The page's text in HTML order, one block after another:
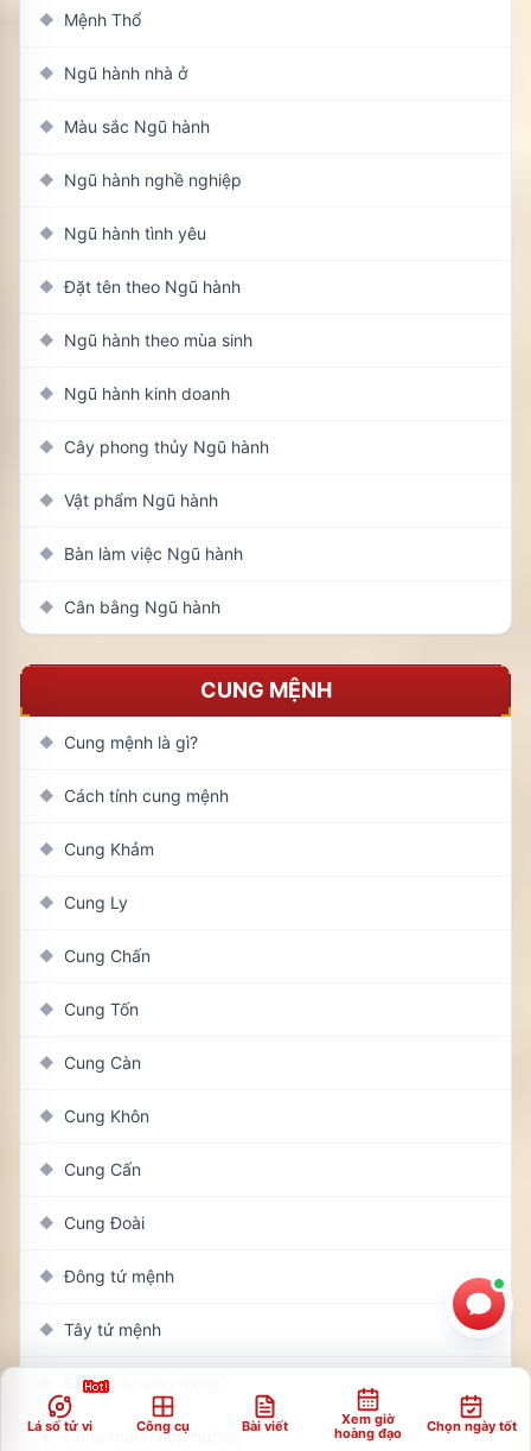
◆ Mệnh Thổ
◆ Ngũ hành nhà ở
◆ Màu sắc Ngũ hành
◆ Ngũ hành nghề nghiệp
◆ Ngũ hành tình yêu
◆ Đặt tên theo Ngũ hành
◆ Ngũ hành theo mùa sinh
◆ Ngũ hành kinh doanh
◆ Cây phong thủy Ngũ hành
◆ Vật phẩm Ngũ hành
◆ Bàn làm việc Ngũ hành
◆ Cân bằng Ngũ hành
CUNG MỆNH
◆ Cung mệnh là gì?
◆ Cách tính cung mệnh
◆ Cung Khảm
◆ Cung Ly
◆ Cung Chấn
◆ Cung Tốn
◆ Cung Càn
◆ Cung Khôn
◆ Cung Cấn
◆ Cung Đoài
◆ Đông tứ mệnh
◆ Tây tứ mệnh
Bảng tra cung mệnh
◆ Cung mệnh hợp hướng
Lá số tử vi Công cụ Bài viết
Xem giờ
hoàng đạo
Chọn ngày tốt